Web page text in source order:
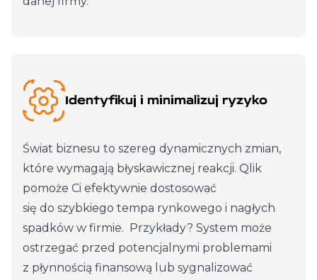
Identyfikuj i minimalizuj ryzyko
Świat biznesu to szereg dynamicznych zmian,
które wymagają błyskawicznej reakcji. Qlik
pomoże Ci efektywnie dostosować
się do szybkiego tempa rynkowego i nagłych
spadków w firmie. Przykłady? System może
ostrzegać przed potencjalnymi problemami
z płynnością finansową lub sygnalizować